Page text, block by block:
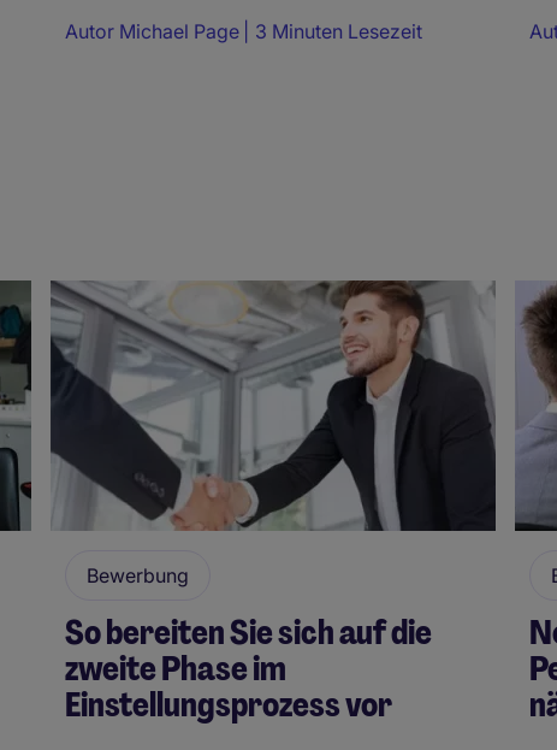
Autor Michael Page
3 Minuten Lesezeit
Bewerbung
So bereiten Sie sich auf die
zweite Phase im
Einstellungsprozess vor